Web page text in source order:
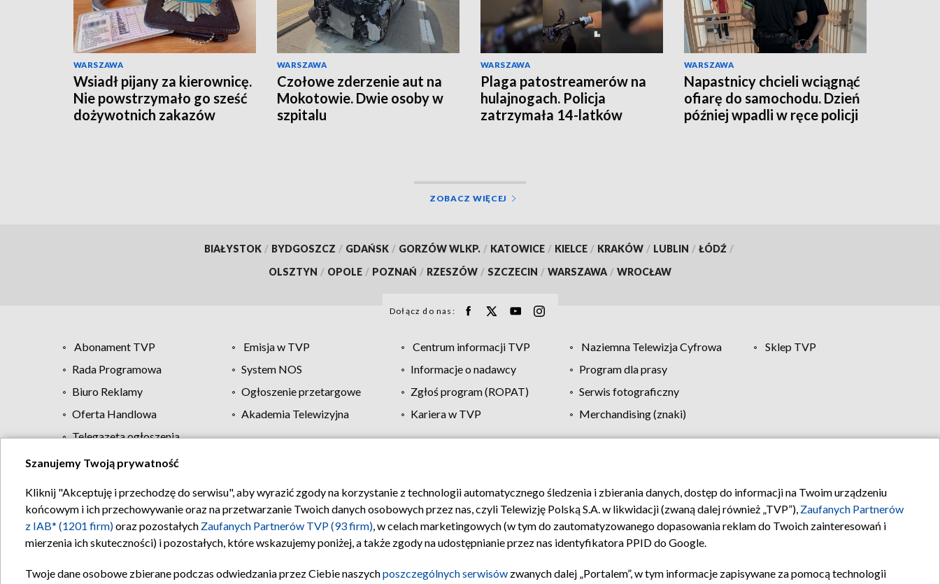
WARSZAWA
Wsiadł pijany za kierownicę.
Nie powstrzymało go sześć
dożywotnich zakazów
WARSZAWA
Czołowe zderzenie aut na
Mokotowie. Dwie osoby w
szpitalu
WARSZAWA
Plaga patostreamerów na
hulajnogach. Policja
zatrzymała 14-latków
WARSZAWA
Napastnicy chcieli wciągnąć
ofiarę do samochodu. Dzień
później wpadli w ręce policji
ZOBACZ WIĘCEJ
BIAŁYSTOK / BYDGOSZCZ / GDAŃSK / GORZÓW WLKP. / KATOWICE / KIELCE / KRAKÓW / LUBLIN / ŁÓDŹ /
OLSZTYN / OPOLE / POZNAŃ / RZESZÓW / SZCZECIN / WARSZAWA / WROCŁAW
Dołącz do nas:
Abonament TVP Emisja w TVP Centrum informacji TVP Naziemna Telewizja Cyfrowa
Sklep TVP
Rada Programowa
System NOS Informacje o nadawcy
Program dla prasy
Biuro Reklamy
Ogłoszenie przetargowe Zgłoś program (ROPAT)
Serwis fotograficzny
Oferta Handlowa
Akademia Telewizyjna Kariera w TVP
Merchandising (znaki)
Telegazeta ogłoszenia
Regulamin TVP Polityka prywatności Moje zgody Pomoc Biuro reklamy Kontakt
Szanujemy Twoją prywatność
Kliknij "Akceptuję i przechodzę do serwisu", aby wyrazić zgody na korzystanie z technologii automatycznego śledzenia i zbierania danych, dostęp do informacji na Twoim urządzeniu
końcowym i ich przechowywanie oraz na przetwarzanie Twoich danych osobowych przez nas, czyli Telewizję Polską S.A. w likwidacji (zwaną dalej również „TVP”), Zaufanych Partnerów
z IAB* (1201 firm)oraz pozostałych Zaufanych Partnerów TVP (93 firm), w celach marketingowych (w tym do zautomatyzowanego dopasowania reklam do Twoich zainteresowań i
mierzenia ich skuteczności) i pozostałych, które wskazujemy poniżej, a także zgody na udostępnianie przez nas identyfikatora PPID do Google.
Twoje dane osobowe zbierane podczas odwiedzania przez Ciebie naszychposzczególnych serwisów zwanych dalej „Portalem”, w tym informacje zapisywane za pomocą technologii